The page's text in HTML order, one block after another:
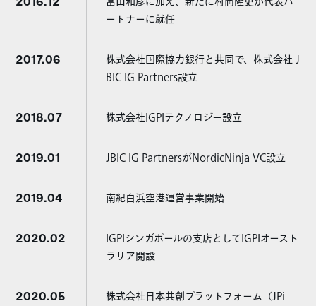
ートナーに就任
2017.06
株式会社国際協力銀行と共同で、株式会社 J
BIC IG Partners設立
2018.07 株式会社IGPIテクノロジー設立
2019.01 JBIC IG PartnersがNordicNinja VC設立
2019.04 南紀白浜空港運営事業開始
2020.02
IGPIシンガポールの支店としてIGPIオースト
ラリア開設
2020.05
株式会社日本共創プラットフォーム（JPi